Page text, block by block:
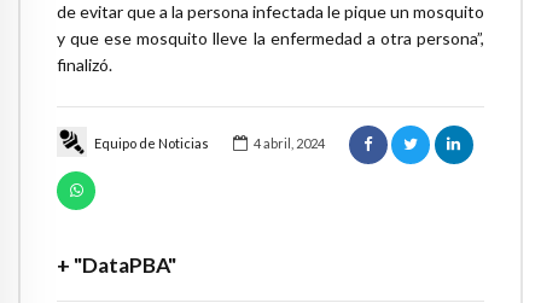
Equipo de Noticias 4 abril, 2024
+ "DataPBA"
de evitar que a la persona infectada le pique un mosquito
y que ese mosquito lleve la enfermedad a otra persona”,
finalizó.